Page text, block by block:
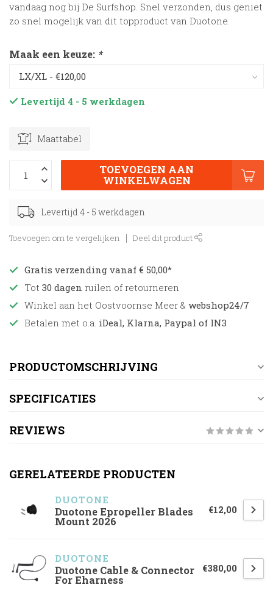
vandaag nog bij De Surfshop. Snel verzonden, dus geniet
zo snel mogelijk van dit topproduct van Duotone.
Maak een keuze: *
Levertijd 4 - 5 werkdagen
Maattabel
TOEVOEGEN AAN
WINKELWAGEN
Levertijd 4 - 5 werkdagen
Toevoegen om te vergelijken Deel dit product
Gratis verzending vanaf € 50,00*
Tot 30 dagen ruilen of retourneren
Winkel aan het Oostvoornse Meer & webshop24/7
Betalen met o.a. iDeal, Klarna, Paypal of IN3
PRODUCTOMSCHRIJVING
SPECIFICATIES
REVIEWS
GERELATEERDE PRODUCTEN
DUOTONE
Duotone Epropeller Blades
Mount 2026
€12,00
DUOTONE
Duotone Cable & Connector
For Eharness
€380,00